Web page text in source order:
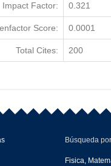
Impact Factor: 0.321
Score: 0.0001
Total Cites: 200
Búsqueda
Fisica,